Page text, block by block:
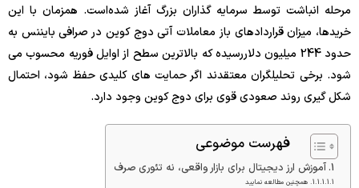
مرحله انباشت توسط سرمایه گذاران بزرگ آغاز شده‌است. همزمان با این
خریدها، میزان قراردادهای باز معاملات آتی دوج کوین در صرافی بایننس به
حدود 244 میلیون دلار‌رسیده که بالاترین سطح از اوایل فوریه محسوب می
شود. برخی تحلیلگران معتقدند اگر حمایت های کلیدی حفظ شود، احتمال
شکل گیری روند صعودی قوی برای دوج کوین وجود دارد.
فهرست موضوعی
آموزش ارز دیجیتال برای بازار واقعی، نه تئوری صرف
همچنین مطالعه نمایید